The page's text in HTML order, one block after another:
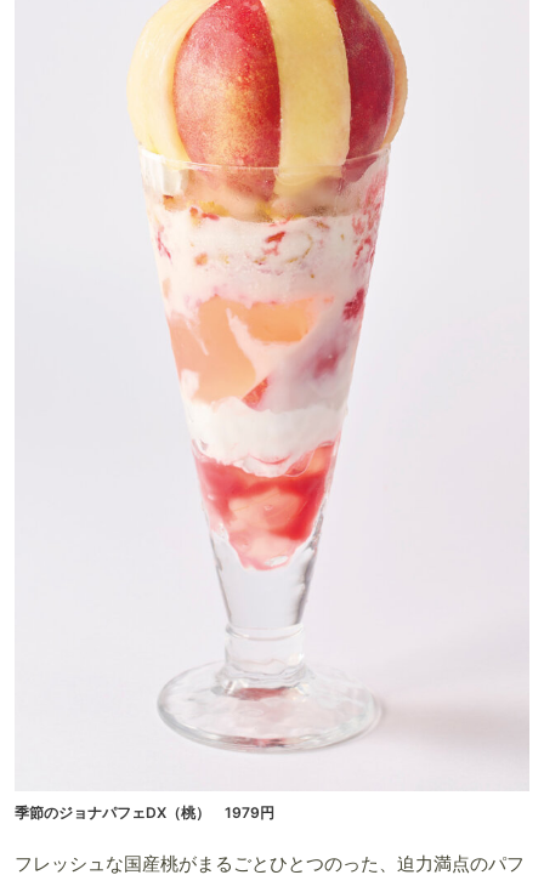
季節のジョナパフェDX（桃） 1979円
フレッシュな国産桃がまるごとひとつのった、迫力満点のパフ